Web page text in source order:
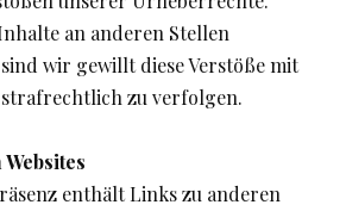
an anderen Stellen
wir gewillt diese Verstöße mit
zu verfolgen.
enthält Links zu anderen